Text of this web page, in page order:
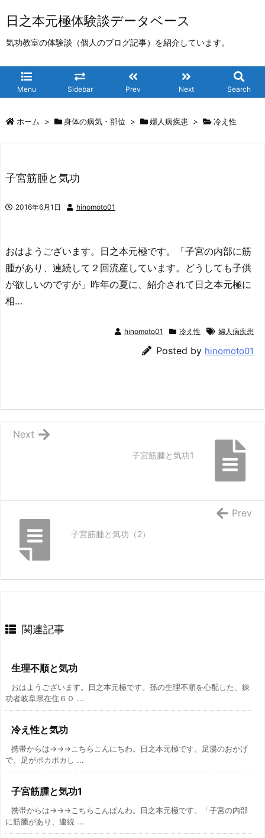
日之本元極体験談データベース
気功教室の体験談（個人のブログ記事）を紹介しています。
Menu Sidebar Prev Next Search
ホーム > 身体の病気・部位 > 婦人病疾患 > 冷え性
子宮筋腫と気功
2016年6月1日 hinomoto01
おはようございます。日之本元極です。「子宮の内部に筋
腫があり、連続して２回流産しています。どうしても子供
が欲しいのですが」昨年の夏に、紹介されて日之本元極に
相…
hinomoto01 冷え性 婦人病疾患
Posted by hinomoto01
子宮筋腫と気功1
Next
子宮筋腫と気功（2）
Prev
関連記事
生理不順と気功
おはようございます。日之本元極です。孫の生理不順を心配した、錬
功者岐阜県在住６０ ...
冷え性と気功
携帯からは→→→こちらこんにちわ。日之本元極です。足湯のおかげ
で、足がポカポカし ...
子宮筋腫と気功1
携帯からは→→→こちらこんばんわ。日之本元極です。「子宮の内部
に筋腫があり、連続 ...